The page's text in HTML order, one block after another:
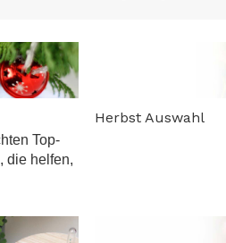
Top-
die helfen,
Herbst Auswahl